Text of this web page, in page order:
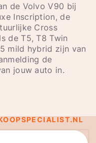
de Volvo V90 bij
Inscription, de
Cross
de T5, T8 Twin
mild hybrid zijn van
de
jouw auto in.